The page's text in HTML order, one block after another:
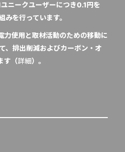
ユニークユーザーにつき0.1円を
を行っています。
力使用と取材活動のための移動に
、排出削減およびカーボン・オ
す（詳細）。